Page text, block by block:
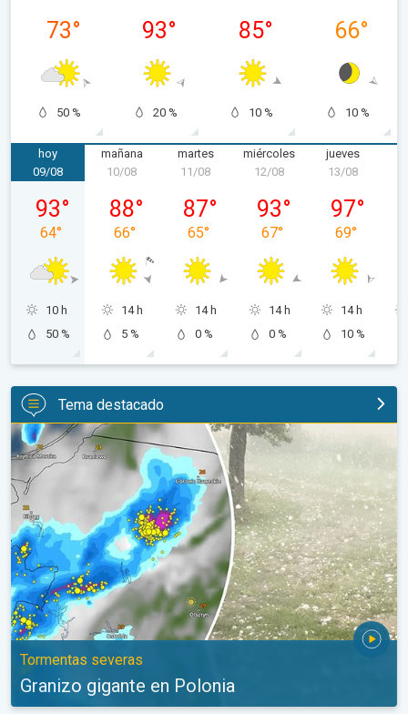
73°
50 %
93°
20 %
85°
10 %
66°
10 %
hoy
domingo, 09/08
09/08
93°
64°
10 h
50 %
mañana
10/08
88°
66°
14 h
5 %
martes
11/08
87°
65°
14 h
0 %
miércoles
miércoles, 12/08
12/08
93°
67°
14 h
0 %
jueves
13/08
97°
69°
14 h
10 %
Tema destacado
Granizo gigante en Polonia. Tormentas severas. . .
Tormentas severas
Granizo gigante en Polonia